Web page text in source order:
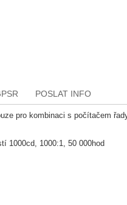
POSLAT INFO
pro kombinaci s počítačem
1000cd, 1000:1, 50 000hod